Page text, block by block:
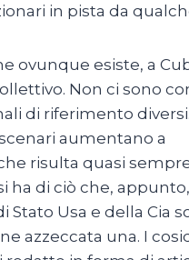
in pista da
ovunque esiste, a
Non ci sono
di riferimento diversi.
aumentano a
risulta quasi
ha di ciò che,
Usa e della Cia
azzeccata una. I